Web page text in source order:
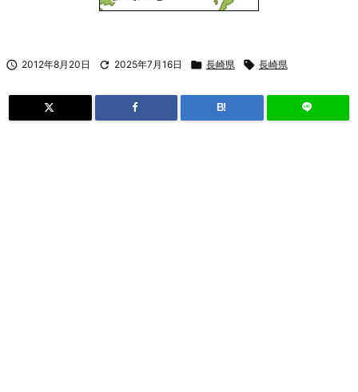
 2012年8月20日  2025年7月16日  長崎県  長崎県
B!